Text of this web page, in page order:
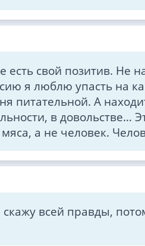
есть свой позитив. Не
я люблю упасть на
питательной. А
в довольстве…
мяса, а не человек.
всей правды,